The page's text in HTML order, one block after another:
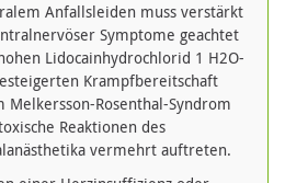
Anfallsleiden muss verstärkt
Symptome geachtet
Lidocainhydrochlorid 1 H2O-
Krampfbereitschaft
Rosenthal-Syndrom
Reaktionen des
vermehrt auftreten.